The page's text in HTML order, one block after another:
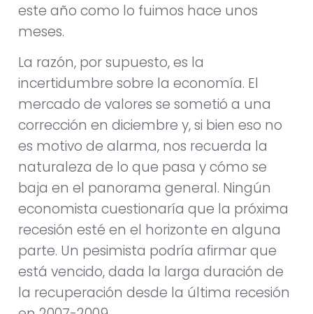
este año como lo fuimos hace unos
meses.
La razón, por supuesto, es la
incertidumbre sobre la economía. El
mercado de valores se sometió a una
corrección en diciembre y, si bien eso no
es motivo de alarma, nos recuerda la
naturaleza de lo que pasa y cómo se
baja en el panorama general. Ningún
economista cuestionaría que la próxima
recesión esté en el horizonte en alguna
parte. Un pesimista podría afirmar que
está vencido, dada la larga duración de
la recuperación desde la última recesión